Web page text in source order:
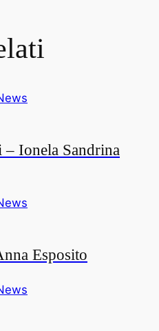
– Ionela Sandrina
Esposito